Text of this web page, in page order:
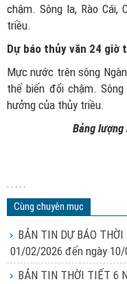
chậm. Sông la, Rào Cái,
triều.
Dự báo thủy văn 24 giờ
Mực nước trên sông
thế biến đổi chậm. Sông
hưởng của thủy triều.
Bảng
. . . . .
Cùng chuyên mục
BẢN TIN DỰ BÁO
01/02/2026 đến ngày
BẢN TIN THỜI TIẾT 6